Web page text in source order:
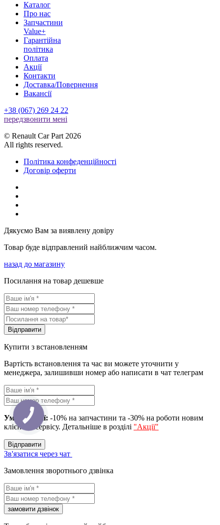
Каталог
Про нас
Запчастини
Value+
Гарантійна
політика
Оплата
Акції
Контакти
Доставка/Повернення
Вакансії
+38 (067) 269 24 22
передзвонити менi
© Renault Car Part 2026
All rights reserved.
Політика конфеденційності
Договір оферти
Дякуємо Вам за виявлену довіру
Товар буде відправлений найближчим часом.
назад до магазину
Посилання на товар дешевше
Вiдправити
Купити з встановленням
Вартість встановлення та час ви можете уточнити у
менеджера, залишивши номер або написати в чат телеграм
Умова акції: -10% на запчастини та -30% на роботи новим
клієнтам сервісу. Детальніше в розділі "Акції"
Вiдправити
Зв'язатися через чат
Замовлення зворотнього дзвінка
замовити дзвiнок